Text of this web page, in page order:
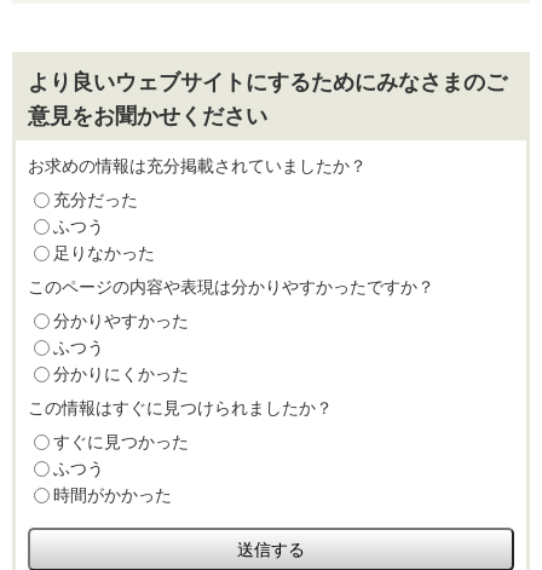
より良いウェブサイトにするためにみなさまのご
意見をお聞かせください
お求めの情報は充分掲載されていましたか？
充分だった
ふつう
足りなかった
このページの内容や表現は分かりやすかったですか？
分かりやすかった
ふつう
分かりにくかった
この情報はすぐに見つけられましたか？
すぐに見つかった
ふつう
時間がかかった